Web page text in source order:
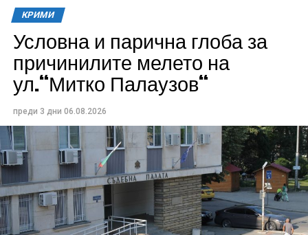
КРИМИ
Условна и парична глоба за
причинилите мелето на
ул.“Митко Палаузов“
преди 3 дни 06.08.2026